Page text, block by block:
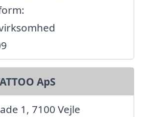
ApS
1, 7100 Vejle